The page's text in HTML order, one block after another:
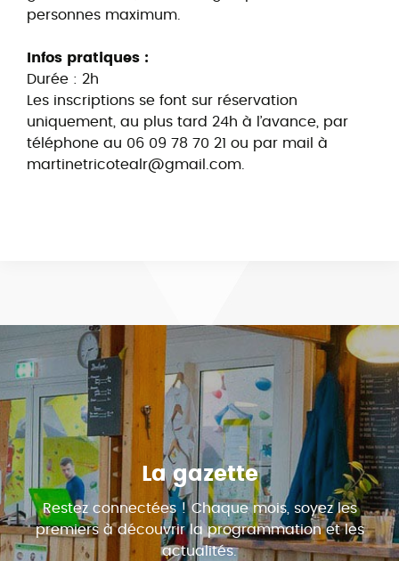
personnes maximum.
Infos pratiques :
Durée : 2h
Les inscriptions se font sur réservation
uniquement, au plus tard 24h à l’avance, par
téléphone au 06 09 78 70 21 ou par mail à
martinetricotealr@gmail.com.
La gazette
Restez connectées ! Chaque mois, soyez les
premiers à découvrir la programmation et les
actualités.